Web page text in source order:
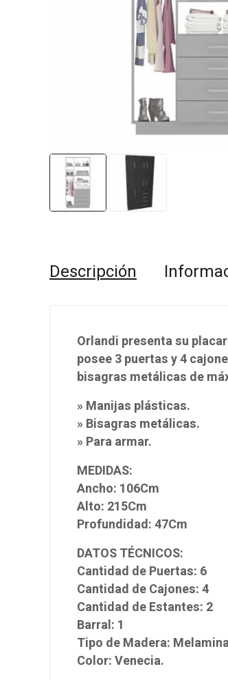
Descripción
Orlandi presenta su
posee 3 puertas y 4
bisagras metálicas de
» Manijas plásticas.
» Bisagras metálicas.
» Para armar.
MEDIDAS:
Ancho: 106Cm
Alto: 215Cm
Profundidad: 47Cm
DATOS TÉCNICOS:
Cantidad de Puertas: 6
Cantidad de Cajones: 4
Cantidad de Estantes: 2
Barral: 1
Tipo de Madera:
Color: Venecia.